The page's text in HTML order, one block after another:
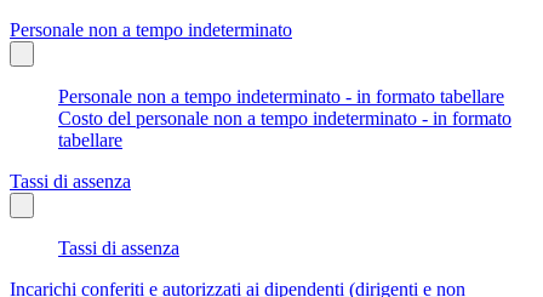
Personale non a tempo indeterminato
Personale non a tempo indeterminato - in formato tabellare
Costo del personale non a tempo indeterminato - in formato
tabellare
Tassi di assenza
Tassi di assenza
Incarichi conferiti e autorizzati ai dipendenti (dirigenti e non